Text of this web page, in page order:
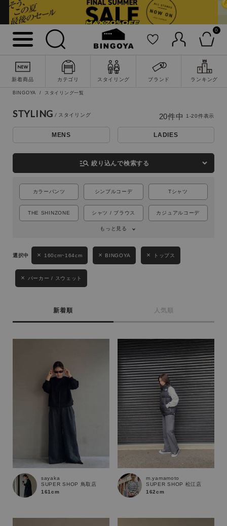
0
新着商品 カテゴリ スタイリング ブランド ランキング
詳細検索
BINGOYA スタイリング一覧
STYLING
MENS LADIES
manage_search 絞り込んで検索する
カラーパンツ シンプルコーデ Tシャツ
THE SHINZONE シャツ / ブラウス カジュアルコーデ
もっと見る
160cm~164cm BINGOYA トップス
パーカー / スウェット
新着順 人気順
20件中 1-20件表示
sayaka
SUPER SHOP 鳥取店
161cm
m.yamamoto
SUPER SHOP 松江店
162cm